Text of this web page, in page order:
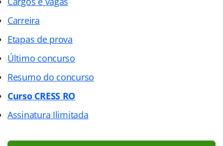
Carreira
Etapas de prova
Último concurso
Resumo do concurso
Curso CRESS RO
Assinatura Ilimitada